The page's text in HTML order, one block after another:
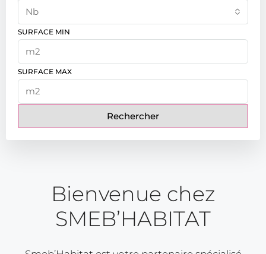
Nb
SURFACE MIN
SURFACE MAX
Rechercher
Bienvenue chez
SMEB’HABITAT